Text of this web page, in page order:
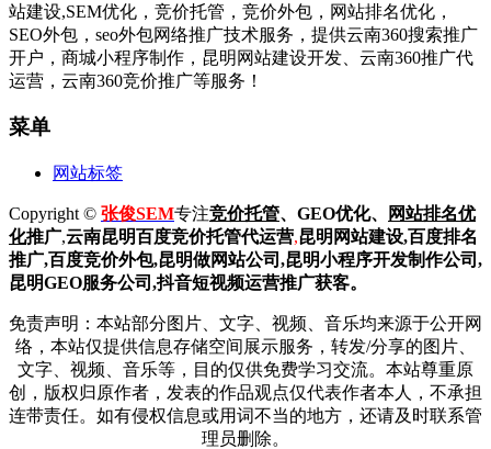
站建设,SEM优化，竞价托管，竞价外包，网站排名优化，
SEO外包，seo外包网络推广技术服务，提供云南360搜索推广
开户，商城小程序制作，昆明网站建设开发、云南360推广代
运营，云南360竞价推广等服务！
菜单
网站标签
Copyright © 张俊SEM专注竞价托管、GEO优化、
网站排名优
化推广,云南昆明百度竞价托管代运营,昆明网站建设,百度排名
推广,百度竞价外包,昆明做网站公司,昆明小程序开发制作公司,
昆明GEO服务公司,抖音短视频运营推广获客。
免责声明：本站部分图片、文字、视频、音乐均来源于公开网
络，本站仅提供信息存储空间展示服务，转发/分享的图片、
文字、视频、音乐等，目的仅供免费学习交流。本站尊重原
创，版权归原作者，发表的作品观点仅代表作者本人，不承担
连带责任。如有侵权信息或用词不当的地方，还请及时联系管
理员删除。